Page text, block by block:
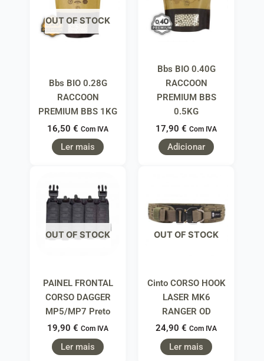
OUT OF STOCK
Bbs BIO 0.28G
RACCOON
PREMIUM BBS 1KG
16,50 € Com IVA
Ler mais
Bbs BIO 0.40G
RACCOON
PREMIUM BBS
0.5KG
17,90 € Com IVA
Adicionar
OUT OF STOCK
PAINEL FRONTAL
CORSO DAGGER
MP5/MP7 Preto
19,90 € Com IVA
Ler mais
OUT OF STOCK
Cinto CORSO HOOK
LASER MK6
RANGER OD
24,90 € Com IVA
Ler mais